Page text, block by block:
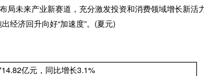
局未来产业新赛道，充分激发投资和消费领域增长新活
经济回升向好“加速度”。(夏元)
亿元，同比增长3.1%